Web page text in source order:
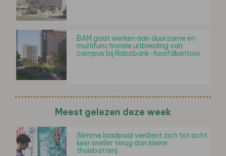
BAM gaat werken aan duurzame en
multifunctionele uitbreiding van
campus bij Rabobank-hoofdkantoor
Meest gelezen deze week
Slimme laadpaal verdient zich tot acht
keer sneller terug dan kleine
thuisbatterij